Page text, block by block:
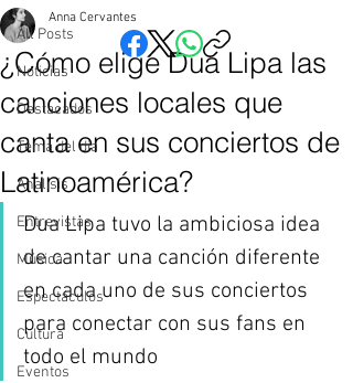
All Posts
Noticias
Destacados
Tema del dia
Analisis
Entrevistas
Música
Espectáculos
Cultura
Eventos
¿Cómo elige Dua Lipa las
canciones locales que
canta en sus conciertos de
Latinoamérica?
Anna Cervantes
Dua Lipa tuvo la ambiciosa idea
de cantar una canción diferente
en cada uno de sus conciertos
para conectar con sus fans en
todo el mundo